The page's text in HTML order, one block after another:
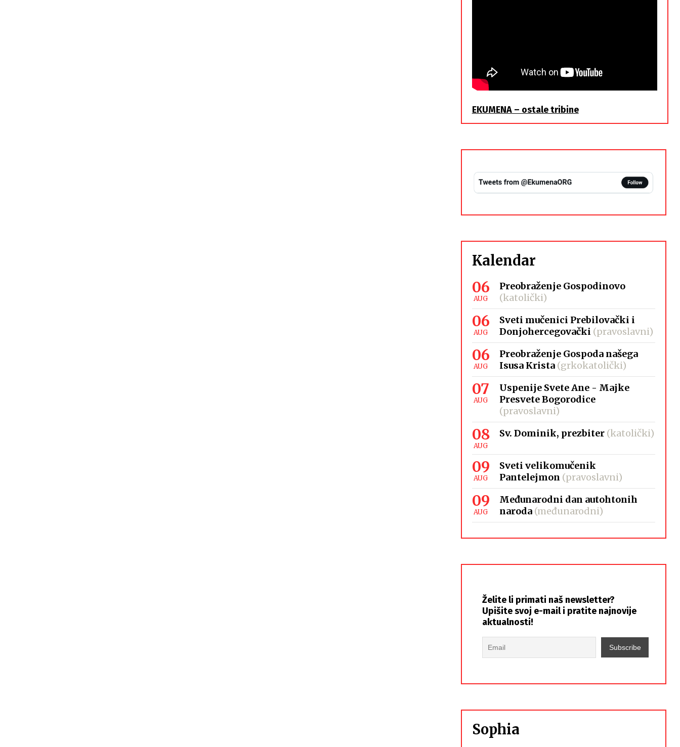
EKUMENA – ostale tribine
Kalendar
06
AUG
Preobraženje Gospodinovo
(katolički)
06
AUG
Sveti mučenici Prebilovački i
Donjohercegovački (pravoslavni)
06
AUG
Preobraženje Gospoda našega
Isusa Krista (grkokatolički)
07
AUG
Uspenije Svete Ane - Majke
Presvete Bogorodice
(pravoslavni)
08
AUG
Sv. Dominik, prezbiter (katolički)
09
AUG
Sveti velikomučenik
Pantelejmon (pravoslavni)
09
AUG
Međunarodni dan autohtonih
naroda (međunarodni)
Želite li primati naš newsletter?
Upišite svoj e-mail i pratite najnovije
aktualnosti!
Sophia